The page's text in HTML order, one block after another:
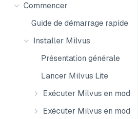
Commencer
Guide de démarrage rapide
Installer Milvus
Présentation générale
Lancer Milvus Lite
Exécuter Milvus en mode
Exécuter Milvus en mode